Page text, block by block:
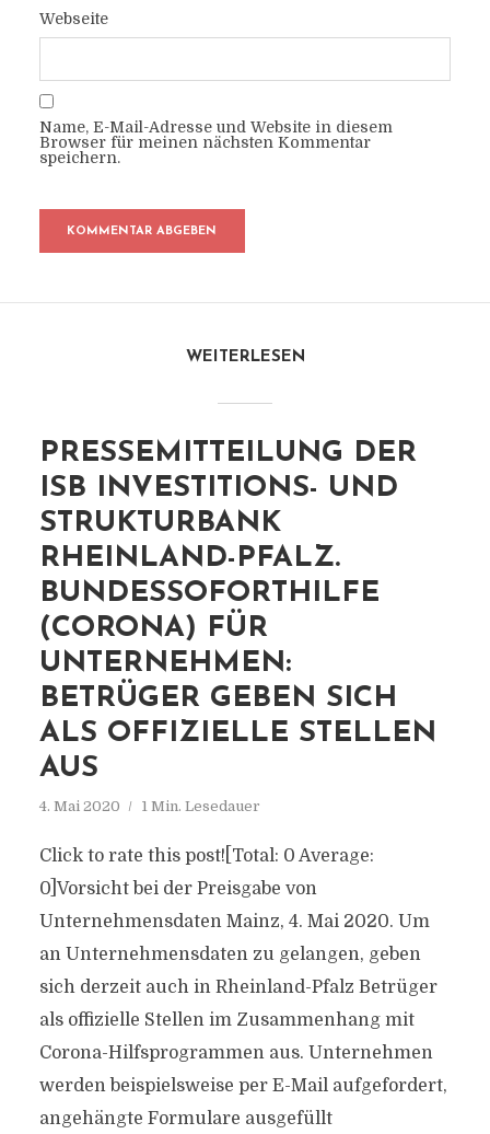
Webseite
Name, E-Mail-Adresse und Website in diesem
Browser für meinen nächsten Kommentar
speichern.
WEITERLESEN
PRESSEMITTEILUNG DER
ISB INVESTITIONS- UND
STRUKTURBANK
RHEINLAND-PFALZ.
BUNDESSOFORTHILFE
(CORONA) FÜR
UNTERNEHMEN:
BETRÜGER GEBEN SICH
ALS OFFIZIELLE STELLEN
AUS
4. Mai 2020 1 Min. Lesedauer
Click to rate this post![Total: 0 Average:
0]Vorsicht bei der Preisgabe von
Unternehmensdaten Mainz, 4. Mai 2020. Um
an Unternehmensdaten zu gelangen, geben
sich derzeit auch in Rheinland-Pfalz Betrüger
als offizielle Stellen im Zusammenhang mit
Corona-Hilfsprogrammen aus. Unternehmen
werden beispielsweise per E-Mail aufgefordert,
angehängte Formulare ausgefüllt